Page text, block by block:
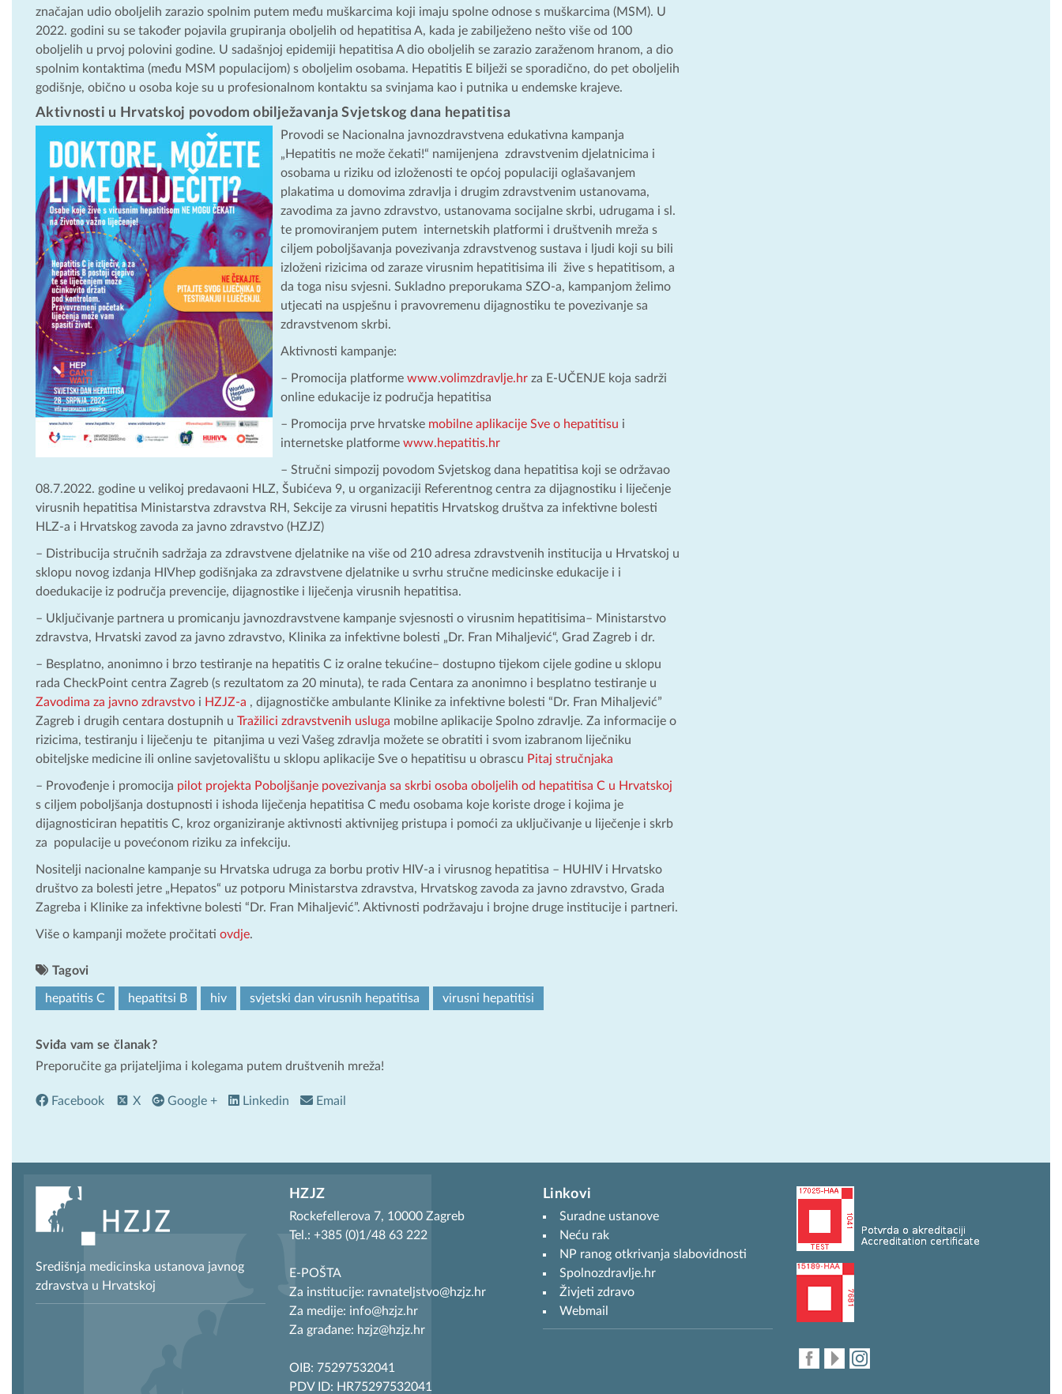
značajan udio oboljelih zarazio spolnim putem među muškarcima koji imaju spolne odnose s muškarcima (MSM). U
2022. godini su se također pojavila grupiranja oboljelih od hepatitisa A, kada je zabilježeno nešto više od 100
oboljelih u prvoj polovini godine. U sadašnjoj epidemiji hepatitisa A dio oboljelih se zarazio zaraženom hranom, a dio
spolnim kontaktima (među MSM populacijom) s oboljelim osobama. Hepatitis E bilježi se sporadično, do pet oboljelih
godišnje, obično u osoba koje su u profesionalnom kontaktu sa svinjama kao i putnika u endemske krajeve.
Aktivnosti u Hrvatskoj povodom obilježavanja Svjetskog dana hepatitisa
Provodi se Nacionalna javnozdravstvena edukativna kampanja
„Hepatitis ne može čekati!“ namijenjena zdravstvenim djelatnicima i
osobama u riziku od izloženosti te općoj populaciji oglašavanjem
plakatima u domovima zdravlja i drugim zdravstvenim ustanovama,
zavodima za javno zdravstvo, ustanovama socijalne skrbi, udrugama i sl.
te promoviranjem putem internetskih platformi i društvenih mreža s
ciljem poboljšavanja povezivanja zdravstvenog sustava i ljudi koji su bili
izloženi rizicima od zaraze virusnim hepatitisima ili žive s hepatitisom, a
da toga nisu svjesni. Sukladno preporukama SZO-a, kampanjom želimo
utjecati na uspješnu i pravovremenu dijagnostiku te povezivanje sa
zdravstvenom skrbi.
Aktivnosti kampanje:
– Promocija platforme www.volimzdravlje.hr za E-UČENJE koja sadrži
online edukacije iz područja hepatitisa
– Promocija prve hrvatske mobilne aplikacije Sve o hepatitisu i
internetske platforme www.hepatitis.hr
– Stručni simpozij povodom Svjetskog dana hepatitisa koji se održavao
08.7.2022. godine u velikoj predavaoni HLZ, Šubićeva 9, u organizaciji Referentnog centra za dijagnostiku i liječenje
virusnih hepatitisa Ministarstva zdravstva RH, Sekcije za virusni hepatitis Hrvatskog društva za infektivne bolesti
HLZ-a i Hrvatskog zavoda za javno zdravstvo (HZJZ)
– Distribucija stručnih sadržaja za zdravstvene djelatnike na više od 210 adresa zdravstvenih institucija u Hrvatskoj u
sklopu novog izdanja HIVhep godišnjaka za zdravstvene djelatnike u svrhu stručne medicinske edukacije i i
doedukacije iz područja prevencije, dijagnostike i liječenja virusnih hepatitisa.
– Uključivanje partnera u promicanju javnozdravstvene kampanje svjesnosti o virusnim hepatitisima– Ministarstvo
zdravstva, Hrvatski zavod za javno zdravstvo, Klinika za infektivne bolesti „Dr. Fran Mihaljević“, Grad Zagreb i dr.
– Besplatno, anonimno i brzo testiranje na hepatitis C iz oralne tekućine– dostupno tijekom cijele godine u sklopu
rada CheckPoint centra Zagreb (s rezultatom za 20 minuta), te rada Centara za anonimno i besplatno testiranje u
Zavodima za javno zdravstvo i HZJZ-a , dijagnostičke ambulante Klinike za infektivne bolesti “Dr. Fran Mihaljević”
Zagreb i drugih centara dostupnih u Tražilici zdravstvenih usluga mobilne aplikacije Spolno zdravlje. Za informacije o
rizicima, testiranju i liječenju te pitanjima u vezi Vašeg zdravlja možete se obratiti i svom izabranom liječniku
obiteljske medicine ili online savjetovalištu u sklopu aplikacije Sve o hepatitisu u obrascu Pitaj stručnjaka
– Provođenje i promocija pilot projekta Poboljšanje povezivanja sa skrbi osoba oboljelih od hepatitisa C u Hrvatskoj
s ciljem poboljšanja dostupnosti i ishoda liječenja hepatitisa C među osobama koje koriste droge i kojima je
dijagnosticiran hepatitis C, kroz organiziranje aktivnosti aktivnijeg pristupa i pomoći za uključivanje u liječenje i skrb
za populacije u povećonom riziku za infekciju.
Nositelji nacionalne kampanje su Hrvatska udruga za borbu protiv HIV-a i virusnog hepatitisa – HUHIV i Hrvatsko
društvo za bolesti jetre „Hepatos“ uz potporu Ministarstva zdravstva, Hrvatskog zavoda za javno zdravstvo, Grada
Zagreba i Klinike za infektivne bolesti “Dr. Fran Mihaljević”. Aktivnosti podržavaju i brojne druge institucije i partneri.
Više o kampanji možete pročitati ovdje.
Tagovi
hepatitis C hepatitsi B hiv svjetski dan virusnih hepatitisa virusni hepatitisi
Sviđa vam se članak?
Preporučite ga prijateljima i kolegama putem društvenih mreža!
Facebook X Google + Linkedin Email
Središnja medicinska ustanova javnog
zdravstva u Hrvatskoj
HZJZ
Rockefellerova 7, 10000 Zagreb
Tel.: +385 (0)1/48 63 222
E-POŠTA
Za institucije: ravnateljstvo@hzjz.hr
Za medije: info@hzjz.hr
Za građane: hzjz@hzjz.hr
OIB: 75297532041
PDV ID: HR75297532041
Linkovi
Suradne ustanove
Neću rak
NP ranog otkrivanja slabovidnosti
Spolnozdravlje.hr
Živjeti zdravo
Webmail